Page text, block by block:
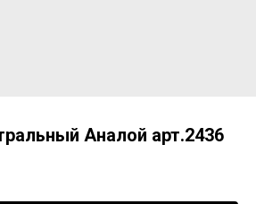
Аналой арт.2436